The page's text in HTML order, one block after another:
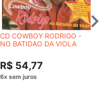
CD COWBOY RODRIGO -
NO BATIDAO DA VIOLA
R$ 54,77